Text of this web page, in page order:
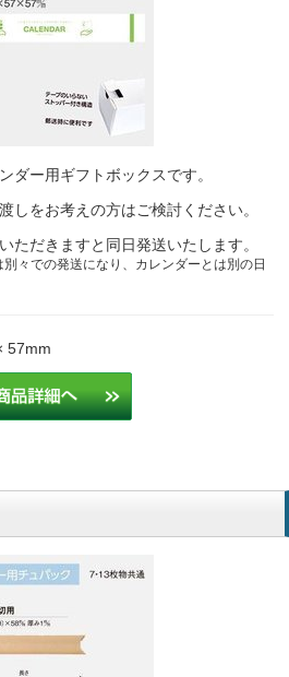
ダー用ギフトボックスです。
しをお考えの方はご検討ください。
ただきますと同日発送いたします。
々での発送になり、カレンダーとは別の日
57mm